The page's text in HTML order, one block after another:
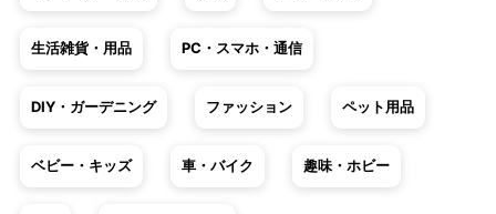
生活雑貨・用品 PC・スマホ・通信
DIY・ガーデニング ファッション ペット用品
ベビー・キッズ 車・バイク 趣味・ホビー